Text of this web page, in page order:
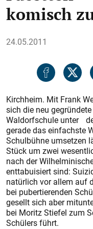
komisch
24.05.2011
Kirchheim. Mit Frank
sich die neu
Waldorfschule unter
gerade das einfachste
Schulbühne umsetzen
Stück um zwei
nach der
enttabuisiert sind:
natürlich vor allem auf
bei pubertierenden
gesellt sich aber
bei Moritz Stiefel zum
Schülers führt.